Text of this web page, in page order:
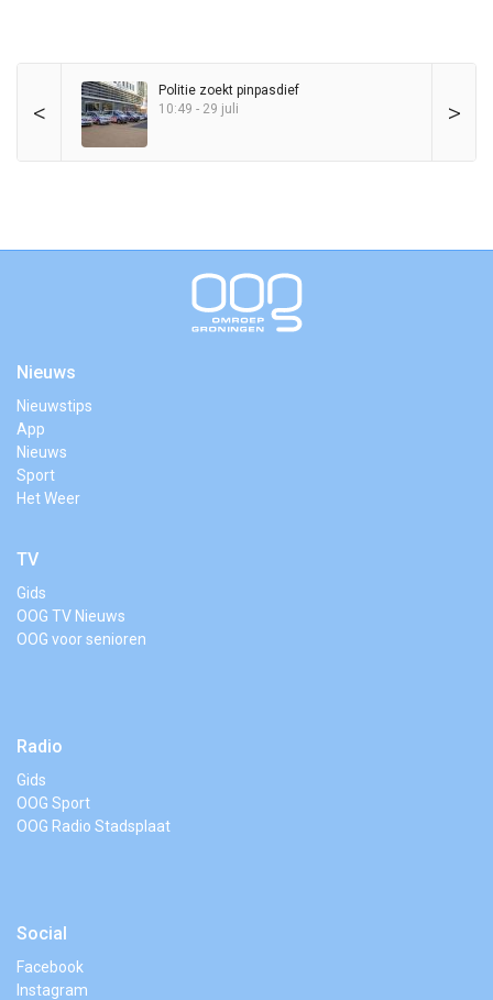
< >
Politie zoekt pinpasdief
10:49 - 29 juli
Nieuws
Nieuwstips
App
Nieuws
Sport
Het Weer
TV
Gids
OOG TV Nieuws
OOG voor senioren
Radio
Gids
OOG Sport
OOG Radio Stadsplaat
Social
Facebook
Instagram